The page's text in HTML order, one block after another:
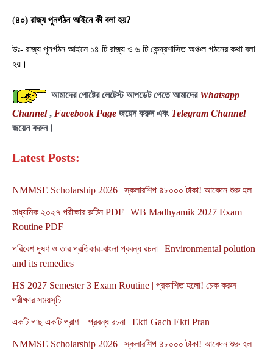
(৪০) রাজ্য পুনর্গঠন আইনে কী বলা হয়?
উঃ- রাজ্য পুনর্গঠন আইনে ১৪ টি রাজ্য ও ৬ টি কেন্দ্রশাসিত অঞ্চল গঠনের কথা বলা
হয়।
আমাদের পোষ্টের লেটেস্ট আপডেট পেতে আমাদের Whatsapp
Channel, Facebook Page জয়েন করুন এবং Telegram Channel
জয়েন করুন।
Latest Posts:
NMMSE Scholarship 2026 | স্কলারশিপ ৪৮০০০ টাকা! আবেদন শুরু হল
মাধ্যমিক ২০২৭ পরীক্ষার রুটিন PDF | WB Madhyamik 2027 Exam
Routine PDF
পরিবেশ দূষণ ও তার প্রতিকার-বাংলা প্রবন্ধ রচনা | Environmental polution
and its remedies
HS 2027 Semester 3 Exam Routine | প্রকাশিত হলো! চেক করুন
পরীক্ষার সময়সূচি
একটি গাছ একটি প্রাণ – প্রবন্ধ রচনা | Ekti Gach Ekti Pran
NMMSE Scholarship 2026 | স্কলারশিপ ৪৮০০০ টাকা! আবেদন শুরু হল